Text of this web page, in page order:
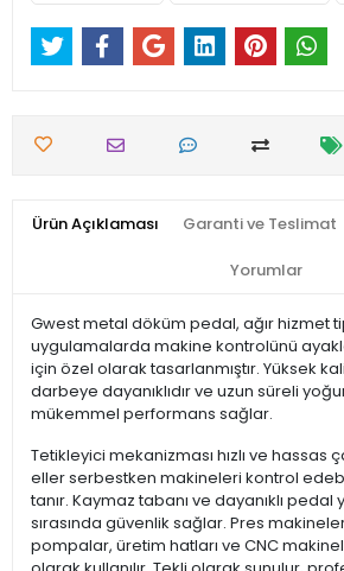
Ürün Açıklaması Garanti ve Teslimat
Yorumlar
Gwest metal döküm pedal, ağır hizmet
uygulamalarda makine kontrolünü
için özel olarak tasarlanmıştır. Yüksek
darbeye dayanıklıdır ve uzun süreli
mükemmel performans sağlar.
Tetikleyici mekanizması hızlı ve hassas
eller serbestken makineleri kontrol
tanır. Kaymaz tabanı ve dayanıklı pedal
sırasında güvenlik sağlar. Pres
pompalar, üretim hatları ve CNC